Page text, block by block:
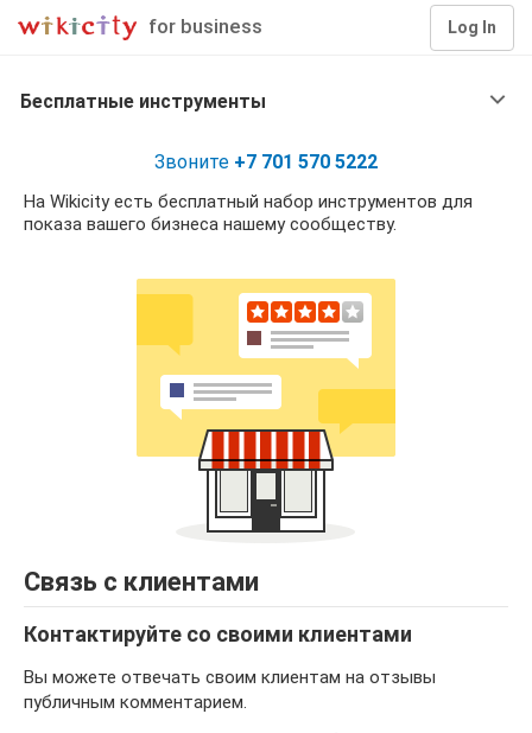
for business Log In
Бесплатные инструменты
Звоните +7 701 570 5222
На Wikicity есть бесплатный набор инструментов для
показа вашего бизнеса нашему сообществу.
Связь с клиентами
Контактируйте со своими клиентами
Вы можете отвечать своим клиентам на отзывы
публичным комментарием.